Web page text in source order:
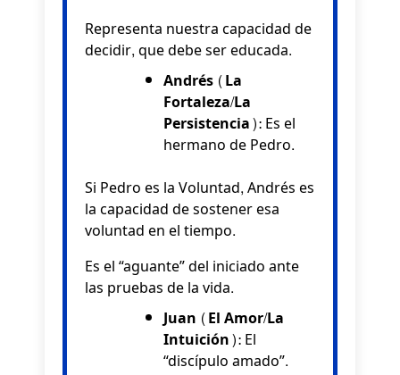
Representa nuestra capacidad de
decidir, que debe ser educada.
Andrés (La
Fortaleza/La
Persistencia):Es el
hermano de Pedro.
Si Pedro es la Voluntad, Andrés es
la capacidad de sostener esa
voluntad en el tiempo.
Es el “aguante” del iniciado ante
las pruebas de la vida.
Juan (El Amor/La
Intuición):El
“discípulo amado”.